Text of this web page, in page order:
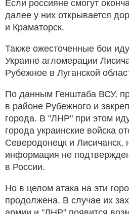
Если россияне смогут
далее у них открывается
и Краматорск.
Также ожесточенные бои
Украине агломерации
Рубежное в Луганской
По данным Генштаба ВСУ,
в районе Рубежного и
города. В "ЛНР" при этом
города украинские войска
Северодонецк и Лисичанск,
информация не
в России.
Но в целом атака на эти
продолжена. В случае их